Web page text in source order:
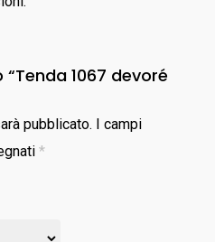
1067 devoré
pubblicato. I campi
*